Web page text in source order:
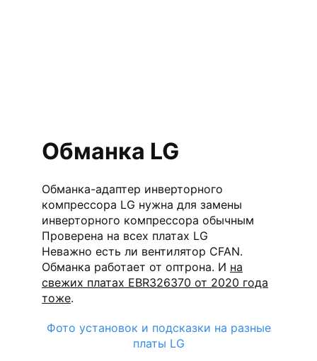
Обманка LG
Обманка-адаптер инверторного
компрессора LG нужна для замены
инверторного компрессора обычным
Проверена на всех платах LG
Неважно есть ли вентилятор CFAN.
Обманка работает от оптрона. И на
свежих платах EBR326370 от 2020 года
тоже.
Фото установок и подсказки на разные
платы LG